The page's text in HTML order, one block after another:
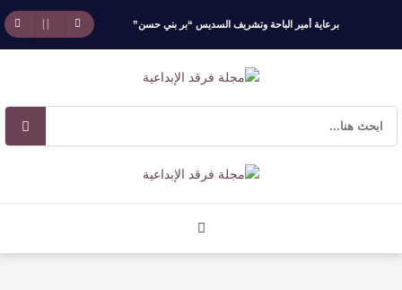
برعاية أمير الباحة وتشريف السديس “بر بني حسن”
تكرّم الفائزين بجائزة “رواد العمل التطوعي 4”
جائزة المهندس زياد الزهراني للتفوق العلمي تكرّم